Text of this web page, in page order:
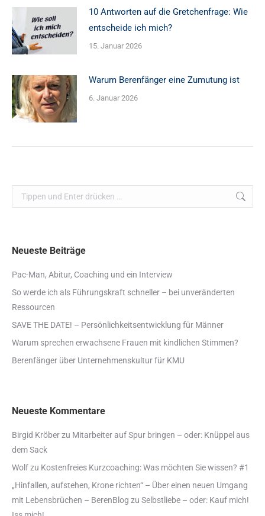
10 Antworten auf die Gretchenfrage: Wie
entscheide ich mich?
15. Januar 2026
Warum Berenfänger eine Zumutung ist
6. Januar 2026
Search:
Neueste Beiträge
Pac-Man, Abitur, Coaching und ein Interview
So werde ich als Führungskraft schneller – bei unveränderten
Ressourcen
SAVE THE DATE! – Persönlichkeitsentwicklung für Männer
Warum sprechen erwachsene Frauen mit kindlichen Stimmen?
Berenfänger über Unternehmenskultur für KMU
Neueste Kommentare
Birgid Kröberzu Mitarbeiter auf Spur bringen – oder: Knüppel aus
dem Sack
Wolfzu Kostenfreies Kurzcoaching: Was möchten Sie wissen? #1
„Hinfallen, aufstehen, Krone richten“ – Über einen neuen Umgang
mit Lebensbrüchen – BerenBlog zu Selbstliebe – oder: Kauf mich!